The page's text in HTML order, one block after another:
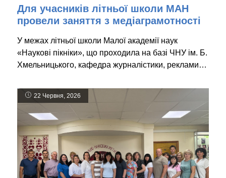
Для учасників літньої школи МАН
провели заняття з медіаграмотності
У межах літньої школи Малої академії наук
«Наукові пікніки», що проходила на базі ЧНУ ім. Б.
Хмельницького, кафедра журналістики, реклами…
22 Червня, 2026